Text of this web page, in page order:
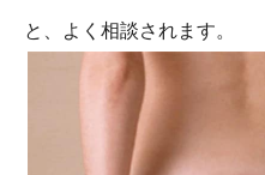
と、よく相談されます。